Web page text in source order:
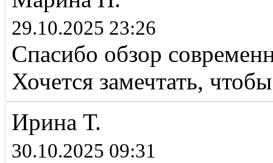
29.10.2025 23:26
Спасибо обзор
Хочется замечтать,
Ирина Т.
30.10.2025 09:31